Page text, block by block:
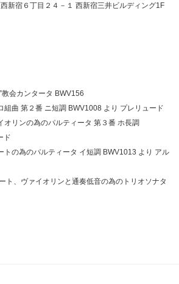
新宿６丁目２４－１ 西新宿三井ビルディング1F
教会カンタータ BWV156
組曲 第２番 ニ短調 BWV1008 より プレリュード
オリンの為のパルティータ 第３番 ホ長調
ド
トの為のパルティータ イ短調 BWV1013 より アル
ト、ヴァイオリンと通奏低音の為のトリオソナタ